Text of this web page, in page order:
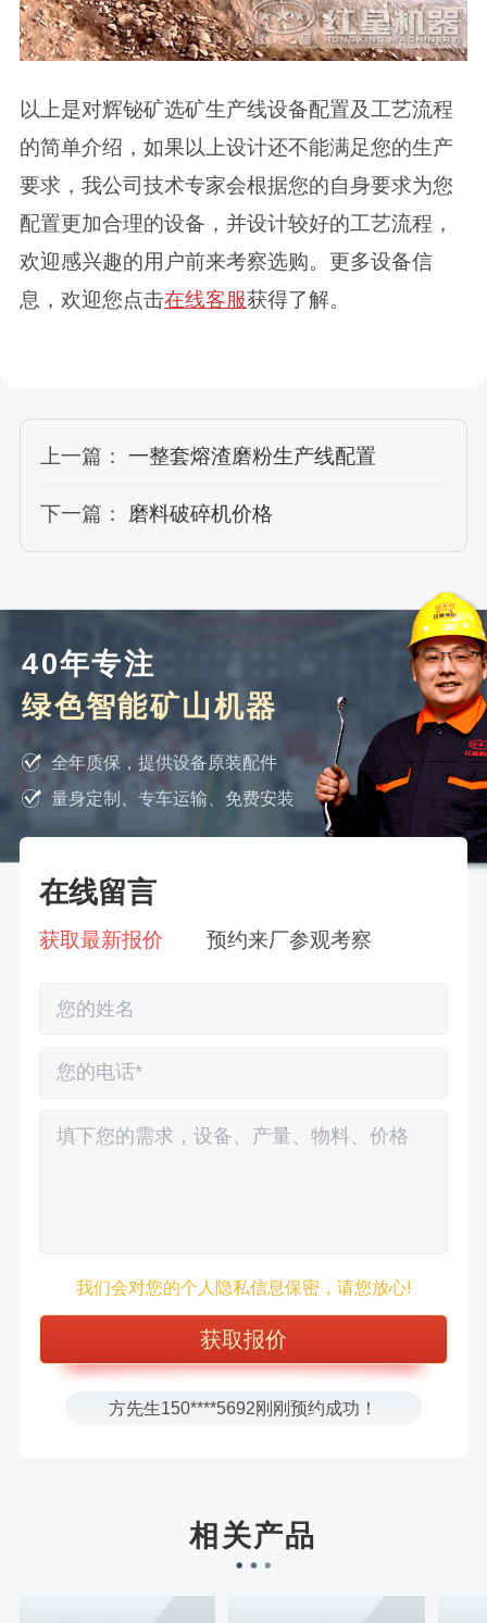
以上是对辉铋矿选矿生产线设备配置及工艺流程
的简单介绍，如果以上设计还不能满足您的生产
要求，我公司技术专家会根据您的自身要求为您
配置更加合理的设备，并设计较好的工艺流程，
欢迎感兴趣的用户前来考察选购。更多设备信
息，欢迎您点击在线客服获得了解。
上一篇： 一整套熔渣磨粉生产线配置
下一篇： 磨料破碎机价格
40年专注
绿色智能矿山机器
全年质保，提供设备原装配件
量身定制、专车运输、免费安装
在线留言
获取最新报价 预约来厂参观考察
我们会对您的个人隐私信息保密，请您放心!
张先生131****7997刚刚预约成功！
方先生150****5692刚刚预约成功！
樊先生155****3710刚刚预约成功！
王先生183****6078刚刚预约成功！
相关产品